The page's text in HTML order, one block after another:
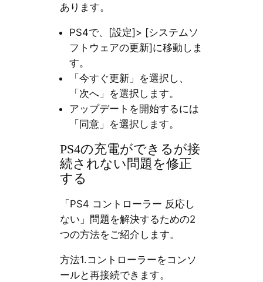
あります。
PS4で、[設定]> [システムソ
フトウェアの更新]に移動しま
す。
「今すぐ更新」を選択し、
「次へ」を選択します。
アップデートを開始するには
「同意」を選択します。
PS4の充電ができるが接
続されない問題を修正
する
「PS4 コントローラー 反応し
ない」問題を解決するための2
つの方法をご紹介します。
方法1.コントローラーをコンソ
ールと再接続できます。